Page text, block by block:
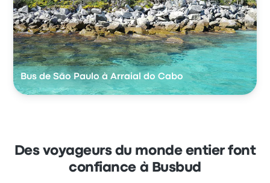
Bus de São Paulo à Arraial do Cabo
Des voyageurs du monde entier font
confiance à Busbud